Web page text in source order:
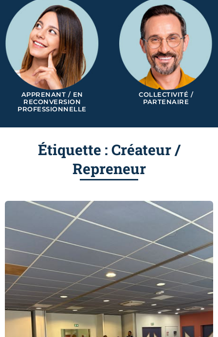
APPRENANT / EN
RECONVERSION
PROFESSIONNELLE
COLLECTIVITÉ /
PARTENAIRE
Étiquette : Créateur /
Repreneur